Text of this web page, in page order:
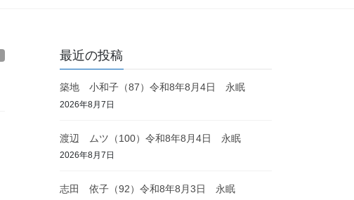
最近の投稿
築地 小和子（87）令和8年8月4日 永眠
2026年8月7日
渡辺 ムツ（100）令和8年8月4日 永眠
2026年8月7日
志田 依子（92）令和8年8月3日 永眠